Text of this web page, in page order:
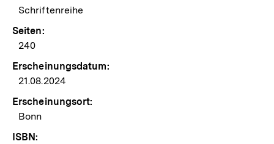
Schriftenreihe
Seiten:
240
Erscheinungsdatum:
21.08.2024
Erscheinungsort:
Bonn
ISBN: